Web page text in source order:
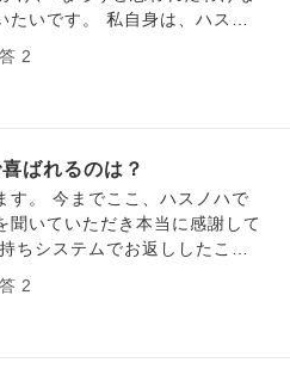
World, 1986） 戦中にプ
る貴族の過ちを老執事が語
った主人公 ⑥『わたしを離さ
2005） 特殊な事情を抱え
曲集』（Nocturnes, 2009）
短編 ⑧『忘れられた巨人』
日さま』（Klara and the Su
私自身は、ハスノ
関心がありますが、 お恥ずか
を乗り越えられる自信が全くあ
2
ばれるのは？
す。 今までここ、ハスノハで
聞いていただき本当に感謝して
ちシステムでお返ししたこと
できておらず、いつか助けてい
伺って直接お礼させていただき
2